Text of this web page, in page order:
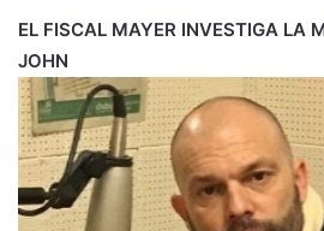
EL FISCAL MAYER INVESTIGA LA
JOHN⠀